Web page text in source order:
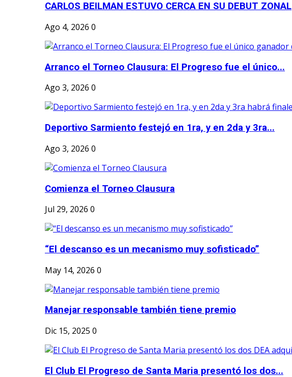
CARLOS BEILMAN ESTUVO CERCA EN SU DEBUT ZONAL
Ago 4, 2026 0
Arranco el Torneo Clausura: El Progreso fue el único...
Ago 3, 2026 0
Deportivo Sarmiento festejó en 1ra, y en 2da y 3ra...
Ago 3, 2026 0
Comienza el Torneo Clausura
Jul 29, 2026 0
“El descanso es un mecanismo muy sofisticado”
May 14, 2026 0
Manejar responsable también tiene premio
Dic 15, 2025 0
El Club El Progreso de Santa Maria presentó los dos...